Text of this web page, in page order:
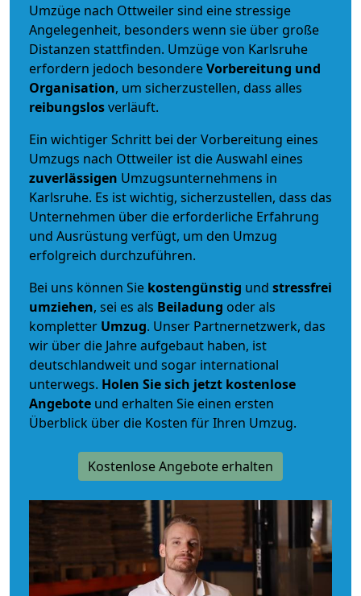
Umzüge nach Ottweiler sind eine stressige
Angelegenheit, besonders wenn sie über große
Distanzen stattfinden. Umzüge von Karlsruhe
erfordern jedoch besondereVorbereitung und
Organisation, um sicherzustellen, dass alles
reibungslosverläuft.
Ein wichtiger Schritt bei der Vorbereitung eines
Umzugs nach Ottweiler ist die Auswahl eines
zuverlässigen Umzugsunternehmens in
Karlsruhe. Es ist wichtig, sicherzustellen, dass das
Unternehmen über die erforderliche Erfahrung
und Ausrüstung verfügt, um den Umzug
erfolgreich durchzuführen.
Bei uns können Sie kostengünstig und stressfrei
umziehen, sei es als Beiladung oder als
kompletter Umzug. Unser Partnernetzwerk, das
wir über die Jahre aufgebaut haben, ist
deutschlandweit und sogar international
unterwegs. Holen Sie sich jetzt kostenlose
Angebote und erhalten Sie einen ersten
Überblick über die Kosten für Ihren Umzug.
Kostenlose Angebote erhalten